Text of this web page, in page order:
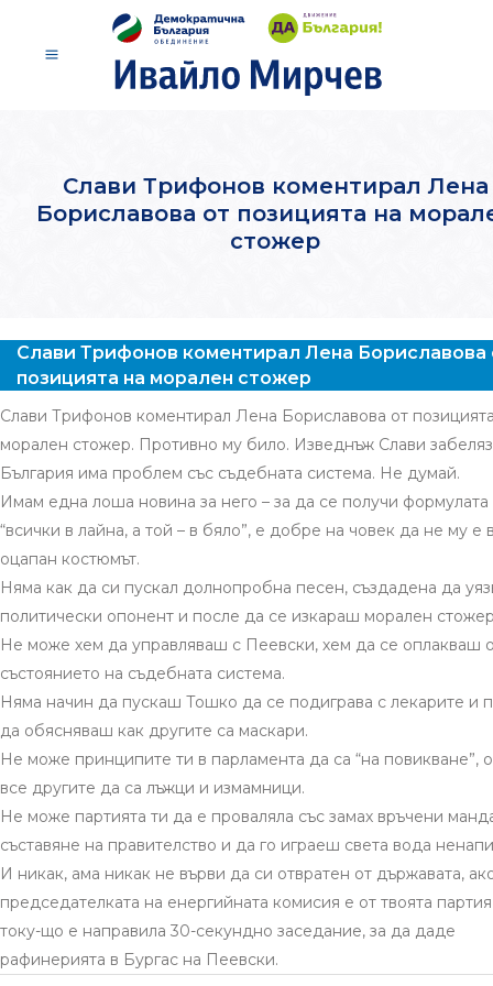
Слави Трифонов коментирал Лена
Бориславова от позицията на
стожер
Слави Трифонов коментирал Лена Бориславова
позицията на морален стожер
Слави Трифонов коментирал Лена Бориславова от
морален стожер. Противно му било. Изведнъж Слави
България има проблем със съдебната система. Не думай.
Имам една лоша новина за него – за да се получи формулата
“всички в лайна, а той – в бяло”, е добре на човек да не му е
оцапан костюмът.
Няма как да си пускал долнопробна песен, създадена да
политически опонент и после да се изкараш морален
Не може хем да управляваш с Пеевски, хем да се оплакваш
състоянието на съдебната система.
Няма начин да пускаш Тошко да се подиграва с лекарите и
да обясняваш как другите са маскари.
Не може принципите ти в парламента да са “на повикване”,
все другите да са лъжци и измамници.
Не може партията ти да е проваляла със замах връчени
съставяне на правителство и да го играеш света вода
И никак, ама никак не върви да си отвратен от държавата,
председателката на енергийната комисия е от твоята
току-що е направила 30-секундно заседание, за да даде
рафинерията в Бургас на Пеевски.